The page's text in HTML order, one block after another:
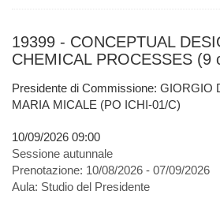
19399 - CONCEPTUAL
CHEMICAL PROCESSES (9
Presidente di Commissione: GIORGIO
MARIA MICALE (PO ICHI-01/C)
10/09/2026 09:00
Sessione autunnale
Prenotazione: 10/08/2026 - 07/09/2026
Aula: Studio del Presidente